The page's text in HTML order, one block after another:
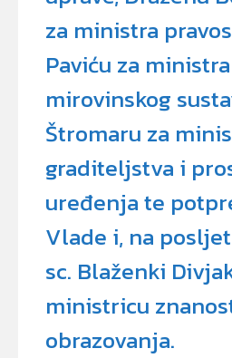
za ministra
Paviću za
mirovinskog
Štromaru za
graditeljstva i
uređenja te
Vlade i, na
sc. Blaženki
ministricu
obrazovanja.